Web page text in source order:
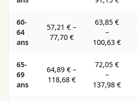
60-
64
ans
57,21 € –
77,70 €
63,85 €
–
100,63 €
65-
69
ans
64,89 € –
118,68 €
72,05 €
–
137,98 €